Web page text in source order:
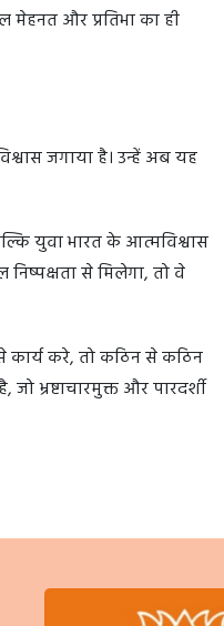
और प्रतिभा का ही
जगाया है। उन्हें अब यह
युवा भारत के आत्मविश्वास
से मिलेगा, तो वे
कार्य करे, तो कठिन से कठिन
भ्रष्टाचारमुक्त और पारदर्शी